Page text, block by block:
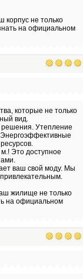
не только
на официальном
которые не только
вид.
Утепление
Энергоэффективные
Это доступное
ваш свой моду. Мы
жилище не только
на официальном